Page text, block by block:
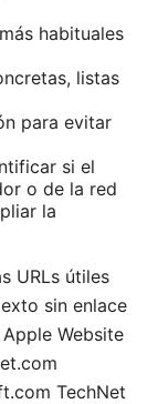
habituales
listas
para evitar
si el
o de la red
la
URLs útiles
sin enlace
Website
TechNet